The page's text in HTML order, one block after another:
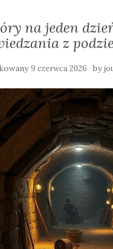
na jeden
z
9 czerwca 2026 by